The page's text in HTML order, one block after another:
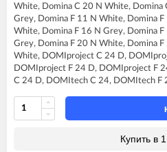
FERROLI DIVA F24
FERROLI DIVAtop
FERROLI DIVAtop
FERROLI DIVAtop
FERROLI DIVAtop
FERROLI DIVAtop
FERROLI DIVAtop
FERROLI DIVAtop
FERROLI DIVAtop
FERROLI DIVAtop
FERROLI DIVAtop
FERROLI DIVAtop
White, Domina C 20 N White, Domina
Grey, Domina F 11 N White, Domina
White, Domina F 16 N Grey, Domina
Grey, Domina F 20 N White, Domina
White, DOMIproject C 24 D,
DOMIproject F 24 D, DOMIproject F
C 24 D, DOMItech C 24, DOMItech F
Купить в